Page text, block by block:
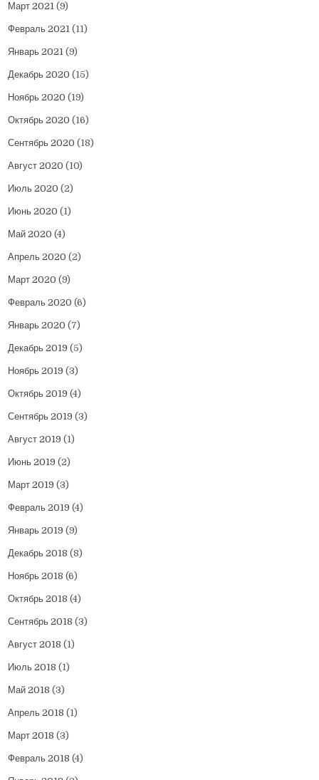
Март 2021 (9)
Февраль 2021 (11)
Январь 2021 (9)
Декабрь 2020 (15)
Ноябрь 2020 (19)
Октябрь 2020 (16)
Сентябрь 2020 (18)
Август 2020 (10)
Июль 2020 (2)
Июнь 2020 (1)
Май 2020 (4)
Апрель 2020 (2)
Март 2020 (9)
Февраль 2020 (6)
Январь 2020 (7)
Декабрь 2019 (5)
Ноябрь 2019 (3)
Октябрь 2019 (4)
Сентябрь 2019 (3)
Август 2019 (1)
Июнь 2019 (2)
Март 2019 (3)
Февраль 2019 (4)
Январь 2019 (9)
Декабрь 2018 (8)
Ноябрь 2018 (6)
Октябрь 2018 (4)
Сентябрь 2018 (3)
Август 2018 (1)
Июль 2018 (1)
Май 2018 (3)
Апрель 2018 (1)
Март 2018 (3)
Февраль 2018 (4)